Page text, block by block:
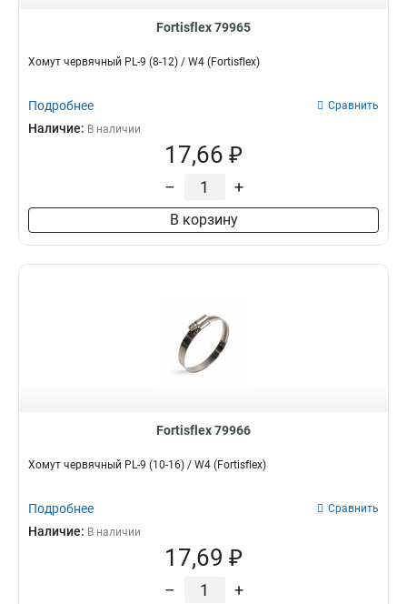
Fortisflex 79965
Хомут червячный PL-9 (8-12) / W4 (Fortisflex)
Подробнее Сравнить
Наличие: В наличии
17,66 ₽
– +
В корзину
Fortisflex 79966
Хомут червячный PL-9 (10-16) / W4 (Fortisflex)
Подробнее Сравнить
Наличие: В наличии
17,69 ₽
– +